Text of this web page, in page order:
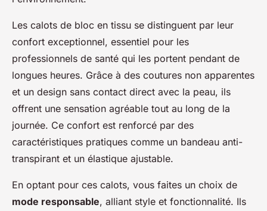
Les calots de bloc en tissu se distinguent par leur
confort exceptionnel, essentiel pour les
professionnels de santé qui les portent pendant de
longues heures. Grâce à des coutures non apparentes
et un design sans contact direct avec la peau, ils
offrent une sensation agréable tout au long de la
journée. Ce confort est renforcé par des
caractéristiques pratiques comme un bandeau anti-
transpirant et un élastique ajustable.
En optant pour ces calots, vous faites un choix de
mode responsable, alliant style et fonctionnalité. Ils